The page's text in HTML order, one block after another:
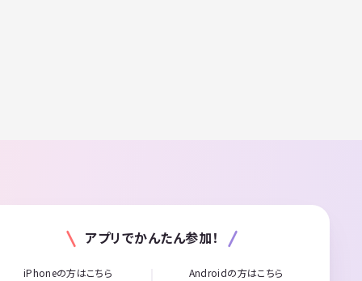
アプリでかんたん参加！
iPhoneの方はこちら Androidの方はこちら